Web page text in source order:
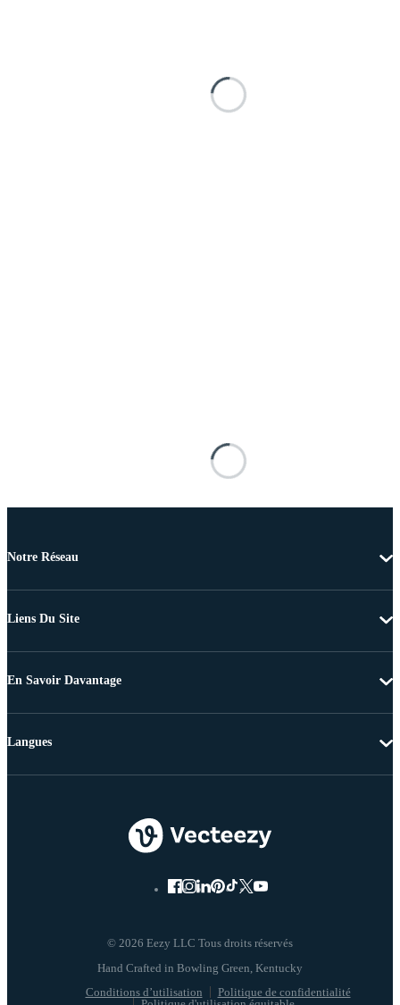
Notre Réseau
Liens Du Site
En Savoir Davantage
© 2026 Eezy LLC Tous droits réservés
Conditions d’utilisation
Politique de confidentialité
Langues